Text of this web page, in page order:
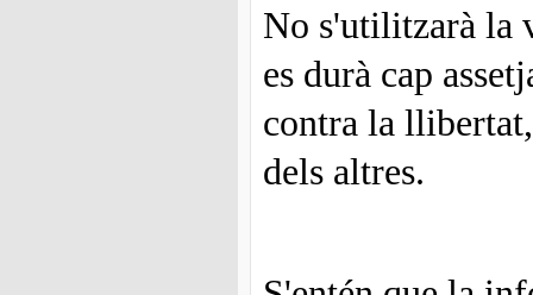
No s'utilitzarà la
es durà cap
contra la
dels altres.